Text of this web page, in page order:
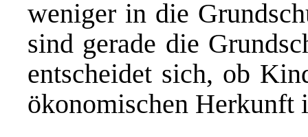
weniger in die
sind gerade die
entscheidet sich, ob
ökonomischen Herkunft